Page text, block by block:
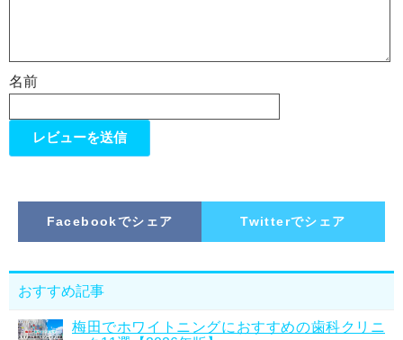
名前
Facebookでシェア Twitterでシェア
おすすめ記事
梅田でホワイトニングにおすすめの歯科クリニ